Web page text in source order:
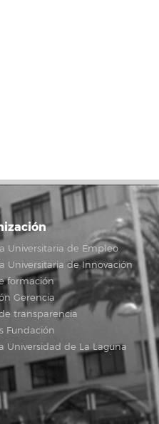
Universitaria de Empleo
Universitaria de Innovación
formación
Gerencia
transparencia
Fundación
Universidad de La Laguna